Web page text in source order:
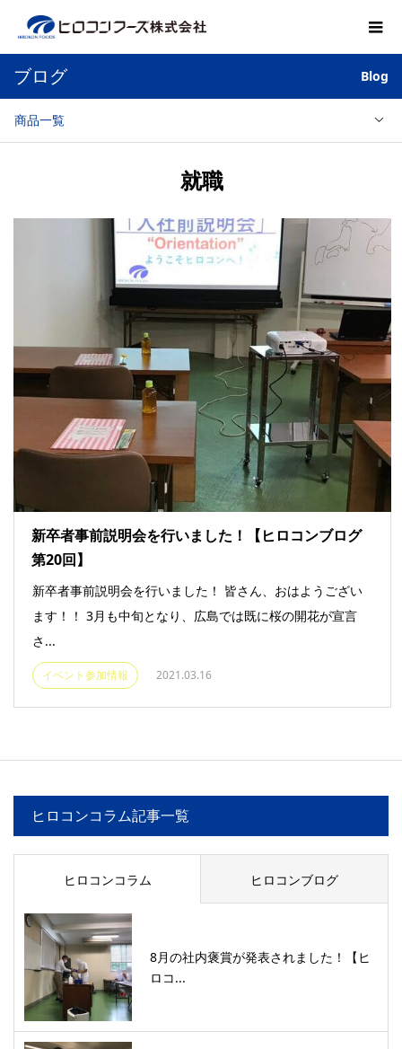
ブログ Blog
商品一覧
就職
新卒者事前説明会を行いました！【ヒロコンブログ
第20回】
新卒者事前説明会を行いました！ 皆さん、おはようござい
ます！！ 3月も中旬となり、広島では既に桜の開花が宣言
さ...
イベント参加情報 2021.03.16
ヒロコンコラム記事一覧
ヒロコンコラム ヒロコンブログ
8月の社内褒賞が発表されました！【ヒ
ロコ...